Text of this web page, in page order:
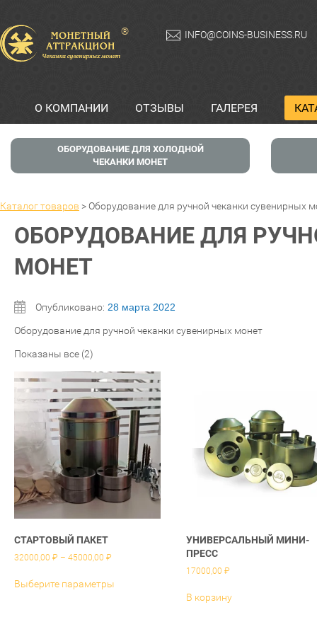
® INFO@COINS-BUSINESS.RU
О КОМПАНИИ ОТЗЫВЫ ГАЛЕРЕЯ
ОБОРУДОВАНИЕ ДЛЯ ХОЛОДНОЙ
ЧЕКАНКИ МОНЕТ
Каталог товаров > Оборудование для ручной чеканки сувенирных
ОБОРУДОВАНИЕ ДЛЯ
МОНЕТ
Опубликовано: 28 марта 2022
Оборудование для ручной чеканки сувенирных монет
Показаны все (2)
СТАРТОВЫЙ ПАКЕТ
32000,00 ₽ – 45000,00 ₽Диапазон
–
Выберите параметрытовар
УНИВЕРСАЛЬНЫЙ МИНИ-
ПРЕСС
17000,00 ₽
В корзину